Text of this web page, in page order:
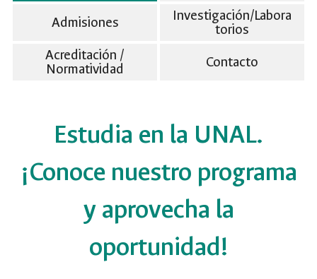
Admisiones
Investigación/Labora
torios
Acreditación /
Normatividad
Contacto
Estudia en la UNAL.
¡Conoce nuestro programa
y aprovecha la
oportunidad!